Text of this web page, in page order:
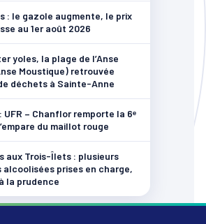
: le gazole augmente, le prix
au 1er août 2026
yoles, la plage de l’Anse
Moustique) retrouvée
déchets à Sainte-Anne
UFR – Chanflor remporte la 6ᵉ
du maillot rouge
aux Trois-Îlets : plusieurs
alcoolisées prises en charge,
la prudence